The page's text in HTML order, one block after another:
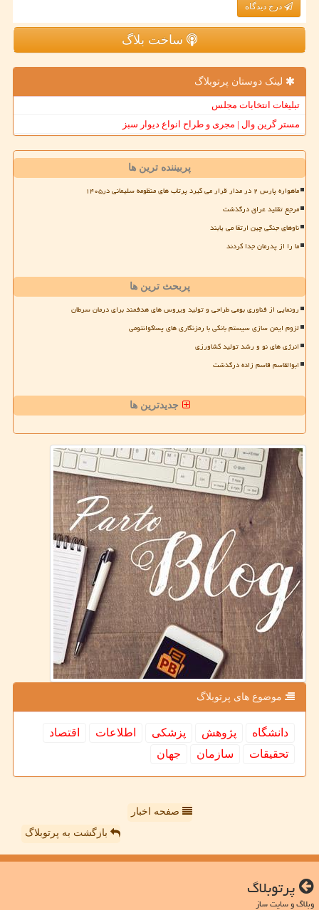
درج دیدگاه
ساخت بلاگ
لینک دوستان پرتوبلاگ
تبلیغات انتخابات مجلس
مستر گرین وال | مجری و طراح انواع دیوار سبز
پربیننده ترین ها
ماهواره پارس ۲ در مدار قرار می گیرد پرتاب های منظومه سلیمانی در۱۴۰۵
مرجع تقلید عراق درگذشت
ناوهای جنگی چین ارتقا می یابند
ما را از پدرمان جدا کردند
پربحث ترین ها
رونمایی از فناوری بومی طراحی و تولید ویروس های هدفمند برای درمان سرطان
لزوم ایمن سازی سیستم بانکی با رمزنگاری های پساکوانتومی
انرژی های نو و رشد تولید کشاورزی
ابوالقاسم قاسم زاده درگذشت
جدیدترین ها
موضوع های پرتوبلاگ
دانشگاه پژوهش پزشكی اطلاعات
اقتصاد
تحقیقات
سازمان جهان
صفحه اخبار
بازگشت به پرتوبلاگ
پرتوبلاگ
وبلاگ و سایت ساز